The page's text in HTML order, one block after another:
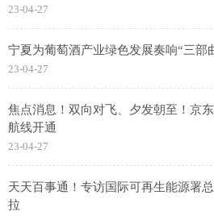
23-04-27
宁夏为葡萄酒产业绿色发展奏响“三部
23-04-27
焦点消息！双向对飞、夕发朝至！京
航线开通
23-04-27
天天百事通！专访国际可再生能源署
拉